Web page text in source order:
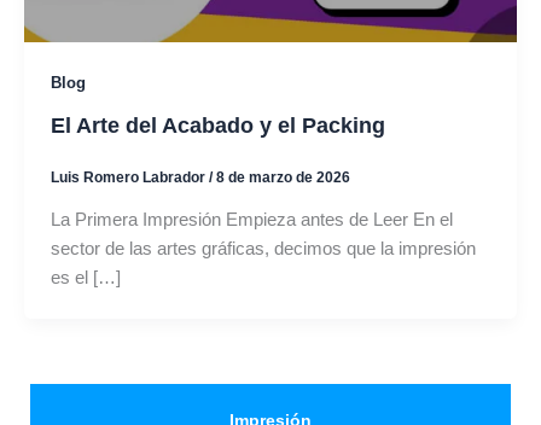
Blog
El Arte del Acabado y el Packing
Luis Romero Labrador /8 de marzo de 2026
La Primera Impresión Empieza antes de Leer En el
sector de las artes gráficas, decimos que la impresión
es el […]
Impresión